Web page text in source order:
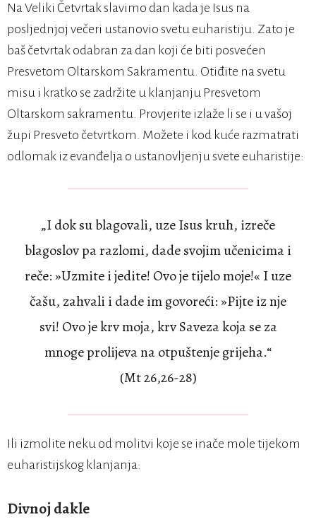
Na Veliki Četvrtak slavimo dan kada je Isus na
posljednjoj večeri ustanovio svetu euharistiju. Zato je
baš četvrtak odabran za dan koji će biti posvećen
Presvetom Oltarskom Sakramentu. Otiđite na svetu
misu i kratko se zadržite u klanjanju Presvetom
Oltarskom sakramentu. Provjerite izlaže li se i u vašoj
župi Presveto četvrtkom. Možete i kod kuće razmatrati
odlomak iz evanđelja o ustanovljenju svete euharistije:
„I dok su blagovali, uze Isus kruh, izreče
blagoslov pa razlomi, dade svojim učenicima i
reče: »Uzmite i jedite! Ovo je tijelo moje!« I uze
čašu, zahvali i dade im govoreći: »Pijte iz nje
svi! Ovo je krv moja, krv Saveza koja se za
mnoge prolijeva na otpuštenje grijeha.“
(Mt 26,26-28)
Ili izmolite neku od molitvi koje se inače mole tijekom
euharistijskog klanjanja:
Divnoj dakle